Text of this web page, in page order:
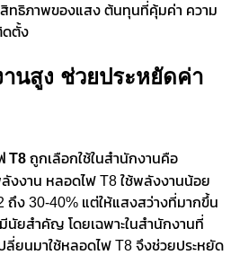
ทธิภาพของแสง ต้นทุนที่คุ้มค่า ความ
ดตั้ง
นสูง ช่วยประหยัดค่า
T8 ถูกเลือกใช้ในสำนักงานคือ
งงาน หลอดไฟ T8 ใช้พลังงานน้อย
ถึง 30-40% แต่ให้แสงสว่างที่มากขึ้น
นัยสำคัญ โดยเฉพาะในสำนักงานที่
ลี่ยนมาใช้หลอดไฟ T8 จึงช่วยประหยัด